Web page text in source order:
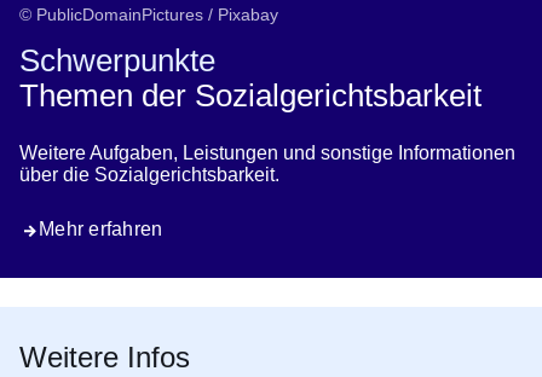
© PublicDomainPictures / Pixabay
Schwerpunkte
Themen der Sozialgerichtsbarkeit
Weitere Aufgaben, Leistungen und sonstige Informationen
über die Sozialgerichtsbarkeit.
Mehr erfahren
Weitere Infos